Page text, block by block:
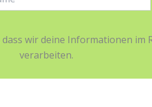
wir deine Informationen
verarbeiten.